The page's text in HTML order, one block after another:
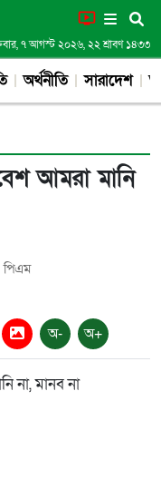
৭ আগস্ট ২০২৬, ২২ শ্রাবণ ১৪৩৩
অর্থনীতি সারাদেশ
আমরা মানি
পিএম
অ- অ+